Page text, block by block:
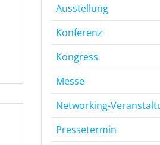
Ausstellung
Konferenz
Kongress
Messe
Networking-
Pressetermin